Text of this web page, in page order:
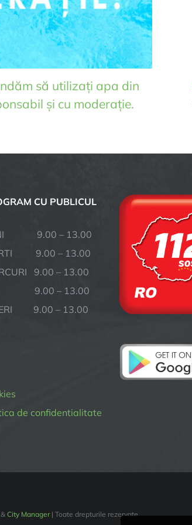
să utilizați apa din
și cu moderație.
CU PUBLICUL
9.00 – 13.00
9.00 – 13.00
9.00 – 13.00
9.00 – 13.00
9.00 – 13.00
de confidentialitate
& City Manager| Toate drepturile rezervate